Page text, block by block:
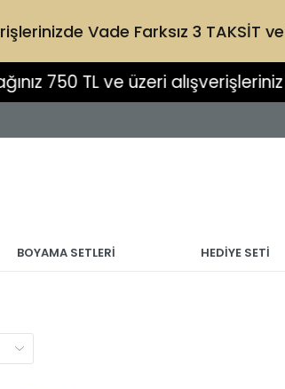
Vade Farksız 3 TAKSİT
alışverişleriniz Ücretsiz
BOYAMA SETLERİ HEDİYE SETİ